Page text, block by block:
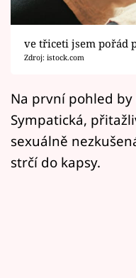
Sledujte prima+
Filmový festival
Mámy sobě
Přihlášení
ve třiceti jsem pořád
Zdroj: istock.com
Na první pohled
Sympatická,
sexuálně
strčí do kapsy.